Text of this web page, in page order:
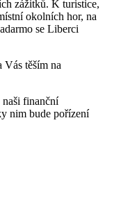
zážitků. K turistice,
okolních hor, na
se Liberci
Vás těším na
naši finanční
nim bude pořízení